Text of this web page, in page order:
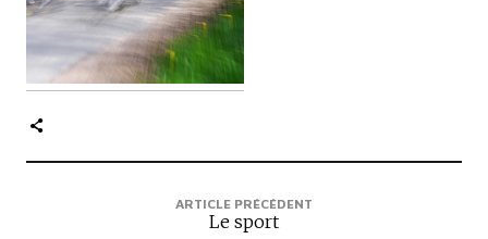
ARTICLE PRÉCÉDENT
Le sport